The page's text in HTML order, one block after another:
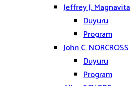
Jeffrey J. Magnavita
Duyuru
Program
John C. NORCROSS
Duyuru
Program